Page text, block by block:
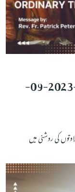
سال کے دوران تیسواں اتوار -2023-09-
کی روشنی میں